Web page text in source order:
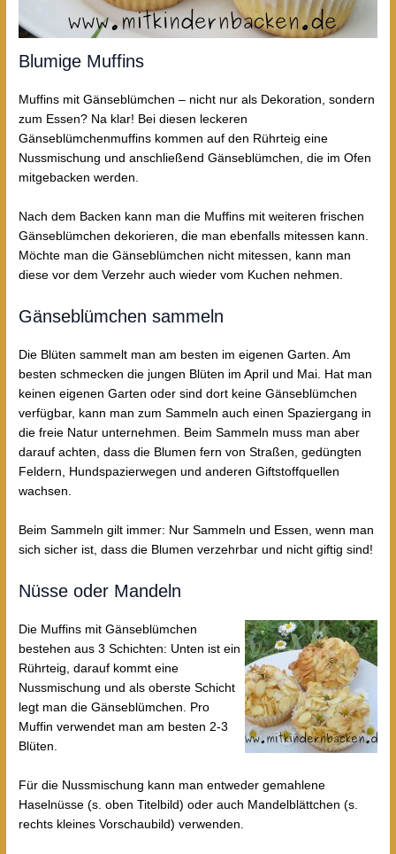
Blumige Muffins
Muffins mit Gänseblümchen – nicht nur als Dekoration, sondern
zum Essen? Na klar! Bei diesen leckeren
Gänseblümchenmuffins kommen auf den Rührteig eine
Nussmischung und anschließend Gänseblümchen, die im Ofen
mitgebacken werden.
Nach dem Backen kann man die Muffins mit weiteren frischen
Gänseblümchen dekorieren, die man ebenfalls mitessen kann.
Möchte man die Gänseblümchen nicht mitessen, kann man
diese vor dem Verzehr auch wieder vom Kuchen nehmen.
Gänseblümchen sammeln
Die Blüten sammelt man am besten im eigenen Garten. Am
besten schmecken die jungen Blüten im April und Mai. Hat man
keinen eigenen Garten oder sind dort keine Gänseblümchen
verfügbar, kann man zum Sammeln auch einen Spaziergang in
die freie Natur unternehmen. Beim Sammeln muss man aber
darauf achten, dass die Blumen fern von Straßen, gedüngten
Feldern, Hundspazierwegen und anderen Giftstoffquellen
wachsen.
Beim Sammeln gilt immer: Nur Sammeln und Essen, wenn man
sich sicher ist, dass die Blumen verzehrbar und nicht giftig sind!
Nüsse oder Mandeln
Die Muffins mit Gänseblümchen
bestehen aus 3 Schichten: Unten ist ein
Rührteig, darauf kommt eine
Nussmischung und als oberste Schicht
legt man die Gänseblümchen. Pro
Muffin verwendet man am besten 2-3
Blüten.
Für die Nussmischung kann man entweder gemahlene
Haselnüsse (s. oben Titelbild) oder auch Mandelblättchen (s.
rechts kleines Vorschaubild) verwenden.